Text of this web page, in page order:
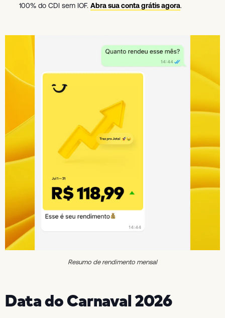
100% do CDI sem IOF. Abra sua conta grátis agora.
Resumo de rendimento mensal
Data do Carnaval 2026